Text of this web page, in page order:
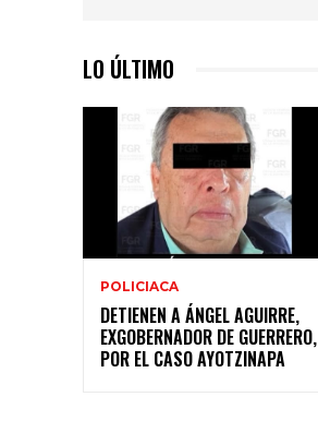
LO ÚLTIMO
POLICIACA
DETIENEN A ÁNGEL AGUIRRE,
EXGOBERNADOR DE GUERRERO,
POR EL CASO AYOTZINAPA